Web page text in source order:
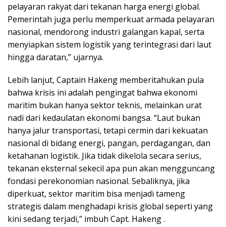
pelayaran rakyat dari tekanan harga energi global.
Pemerintah juga perlu memperkuat armada pelayaran
nasional, mendorong industri galangan kapal, serta
menyiapkan sistem logistik yang terintegrasi dari laut
hingga daratan,” ujarnya.
Lebih lanjut, Captain Hakeng memberitahukan pula
bahwa krisis ini adalah pengingat bahwa ekonomi
maritim bukan hanya sektor teknis, melainkan urat
nadi dari kedaulatan ekonomi bangsa. “Laut bukan
hanya jalur transportasi, tetapi cermin dari kekuatan
nasional di bidang energi, pangan, perdagangan, dan
ketahanan logistik. Jika tidak dikelola secara serius,
tekanan eksternal sekecil apa pun akan mengguncang
fondasi perekonomian nasional. Sebaliknya, jika
diperkuat, sektor maritim bisa menjadi tameng
strategis dalam menghadapi krisis global seperti yang
kini sedang terjadi,” imbuh Capt. Hakeng .